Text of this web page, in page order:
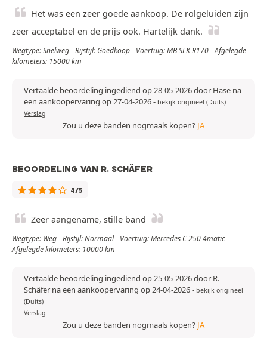
Het was een zeer goede aankoop. De rolgeluiden zijn
zeer acceptabel en de prijs ook. Hartelijk dank.
Wegtype: Snelweg - Rijstijl: Goedkoop - Voertuig: MB SLK R170 - Afgelegde
kilometers: 15000 km
Vertaalde beoordeling ingediend op 28-05-2026 door Hase na
een aankoopervaring op 27-04-2026- bekijk origineel (Duits)
Verslag
Zou u deze banden nogmaals kopen? JA
BEOORDELING VAN R. SCHÄFER
4/5
Zeer aangename, stille band
Wegtype: Weg - Rijstijl: Normaal - Voertuig: Mercedes C 250 4matic -
Afgelegde kilometers: 10000 km
Vertaalde beoordeling ingediend op 25-05-2026 door R.
Schäfer na een aankoopervaring op 24-04-2026- bekijk origineel
(Duits)
Verslag
Zou u deze banden nogmaals kopen? JA